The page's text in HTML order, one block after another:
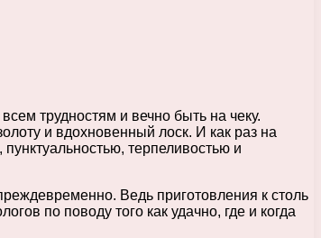
трудностям и вечно быть на чеку.
и вдохновенный лоск. И как раз на
терпеливостью и
Ведь приготовления к столь
по поводу того как удачно, где и когда